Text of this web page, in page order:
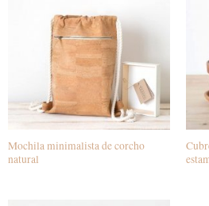
Mochila minimalista de corcho
natural